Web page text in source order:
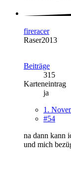
fireracer
Raser2013
Beiträge
315
Karteneintrag
ja
1.
#54
na dann kann
und mich